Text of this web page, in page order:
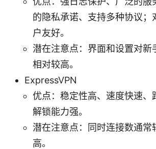
的隐私承诺、支持多种协议；
户友好。
潜在注意点：界面和设置对新
相对较高。
ExpressVPN
优点：稳定性高、速度快速、
解锁能力强。
潜在注意点：同时连接数通常
高。